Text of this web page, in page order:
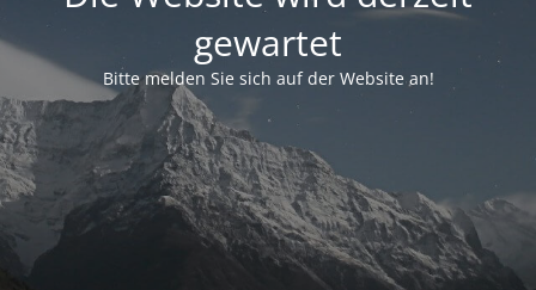
gewartet
Bitte melden Sie sich auf der Website an!